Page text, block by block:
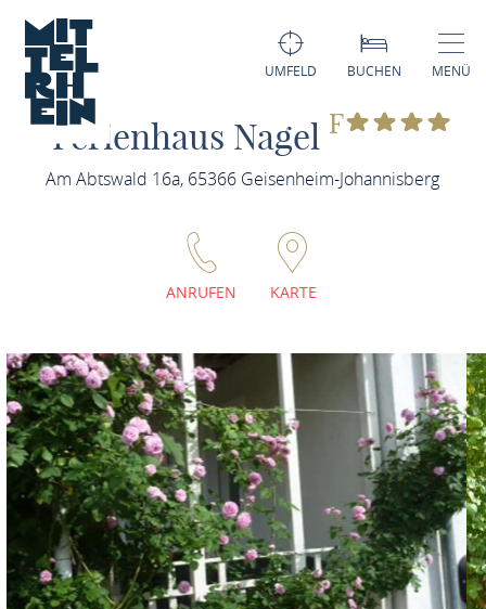
UMFELD BUCHEN MENÜ
Ferienhaus Nagel F
Am Abtswald 16a, 65366 Geisenheim-Johannisberg
ANRUFEN KARTE